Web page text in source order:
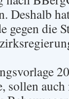
Deshalb
gegen die
sollen